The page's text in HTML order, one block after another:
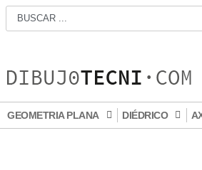
GEOMETRIA PLANA DIÉDRICO